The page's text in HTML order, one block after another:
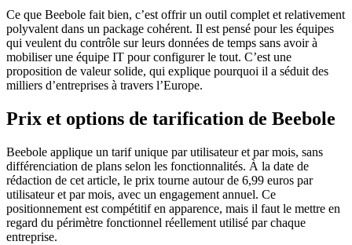
Ce que Beebole fait bien, c’est offrir un outil complet et relativement
polyvalent dans un package cohérent. Il est pensé pour les équipes
qui veulent du contrôle sur leurs données de temps sans avoir à
mobiliser une équipe IT pour configurer le tout. C’est une
proposition de valeur solide, qui explique pourquoi il a séduit des
milliers d’entreprises à travers l’Europe.
Prix et options de tarification de Beebole
Beebole applique un tarif unique par utilisateur et par mois, sans
différenciation de plans selon les fonctionnalités. À la date de
rédaction de cet article, le prix tourne autour de 6,99 euros par
utilisateur et par mois, avec un engagement annuel. Ce
positionnement est compétitif en apparence, mais il faut le mettre en
regard du périmètre fonctionnel réellement utilisé par chaque
entreprise.